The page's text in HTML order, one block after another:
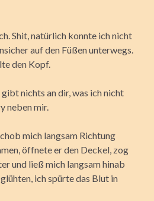
Shit, natürlich konnte ich nicht
auf den Füßen unterwegs.
den Kopf.
gibt nichts an dir, was ich nicht
neben mir.
mich langsam Richtung
öffnete er den Deckel, zog
und ließ mich langsam hinab
ich spürte das Blut in